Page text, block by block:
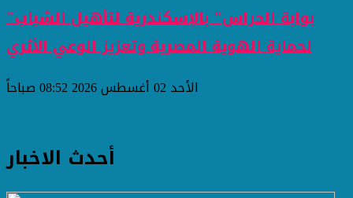
"بوابة الحراس" بالإسكندرية لتأهيل الشباب
لحماية الهوية المصرية وتعزيز الوعي الأثري
الأحد 02 أغسطس 2026 08:52 صباحاً
أحدث الاخبار